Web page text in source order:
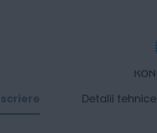
Detalii tehnice